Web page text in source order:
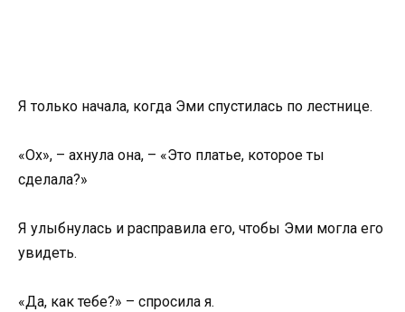
Я только начала, когда Эми спустилась по лестнице.
«Ох», – ахнула она, – «Это платье, которое ты
сделала?»
Я улыбнулась и расправила его, чтобы Эми могла его
увидеть.
«Да, как тебе?» – спросила я.